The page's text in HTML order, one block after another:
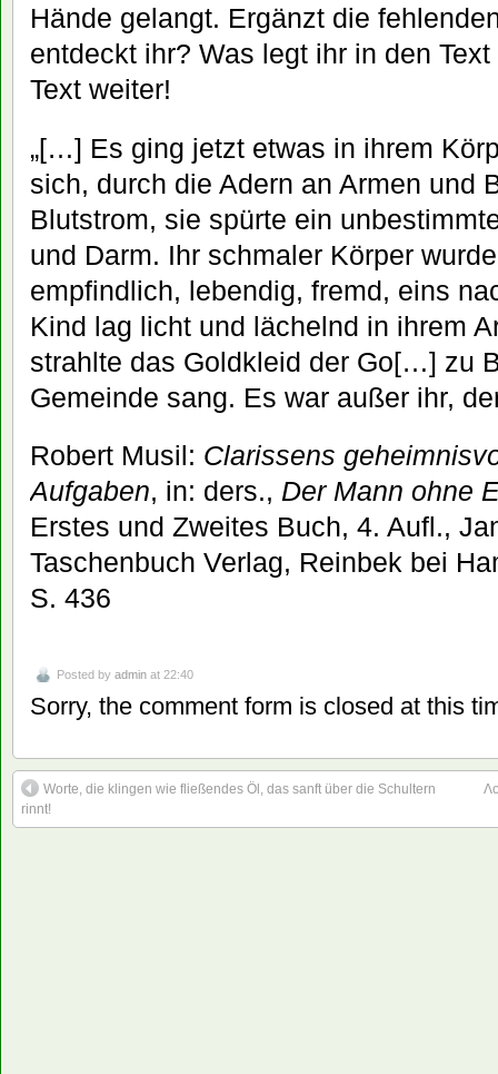
Hände gelangt. Ergänzt die
entdeckt ihr? Was legt ihr in den
Text weiter!
„[…] Es ging jetzt etwas in ihrem
sich, durch die Adern an Armen und
Blutstrom, sie spürte ein
und Darm. Ihr schmaler Körper
empfindlich, lebendig, fremd, eins
Kind lag licht und lächelnd in ihrem
strahlte das Goldkleid der Go[…] zu
Gemeinde sang. Es war außer ihr,
Robert Musil: Clarissens
Aufgaben, in: ders., Der Mann ohne
Erstes und Zweites Buch, 4. Aufl.,
Taschenbuch Verlag, Reinbek bei
S. 436
Posted by admin at 22:40
Sorry, the comment form is closed at this
Worte, die klingen wie fließendes Öl, das sanft über die Schultern
rinnt!